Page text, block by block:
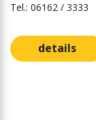
Tel.: 06162 / 3333
details